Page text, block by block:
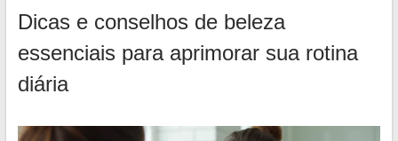
Dicas e conselhos de beleza
essenciais para aprimorar sua rotina
diária